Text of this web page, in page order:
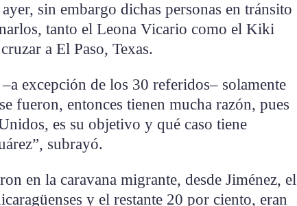
sin embargo dichas personas en tránsito
tanto el Leona Vicario como el Kiki
a El Paso, Texas.
excepción de los 30 referidos– solamente
fueron, entonces tienen mucha razón, pues
es su objetivo y qué caso tiene
subrayó.
en la caravana migrante, desde Jiménez, el
y el restante 20 por ciento, eran